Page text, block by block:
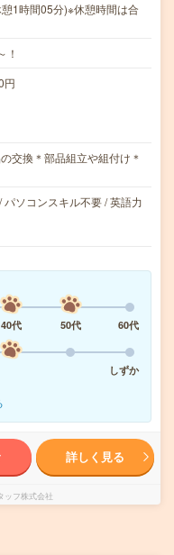
1時間05分)※休憩時間は合
！
円
交換＊部品組立や組付け＊
ソコンスキル不要 / 英語力
40代 50代
60代
しずか
詳しく見る
ッフ株式会社